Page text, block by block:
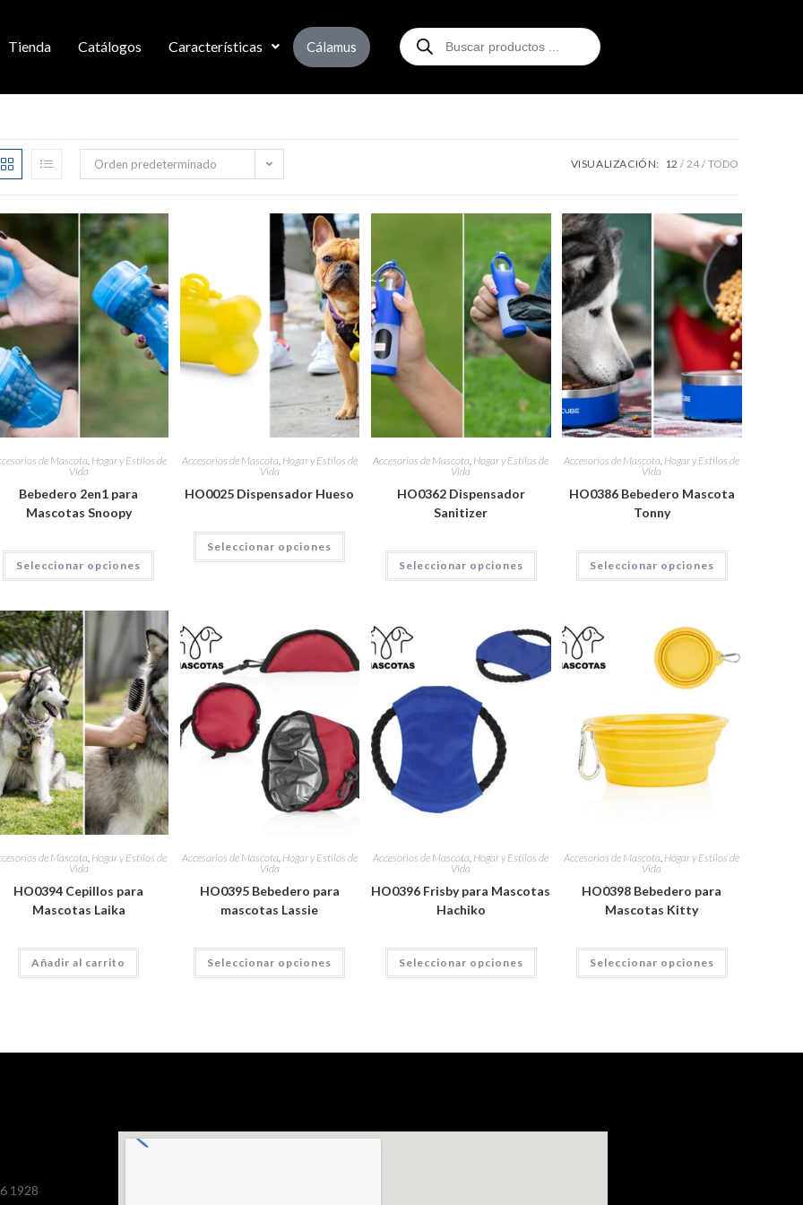
Tienda Catálogos Características Cálamus
Orden predeterminado VISUALIZACIÓN: 12 24 TODO
de Mascota, Hogar y Estilos de
Vida
Bebedero 2en1 para
Mascotas Snoopy
Seleccionar opciones
Accesorios de Mascota, Hogar y Estilos de
Vida
HO0025 Dispensador Hueso
Seleccionar opciones
Accesorios de Mascota, Hogar y Estilos de
Vida
HO0362 Dispensador
Sanitizer
Seleccionar opciones
Accesorios de Mascota, Hogar y Estilos de
Vida
HO0386 Bebedero Mascota
Tonny
Seleccionar opciones
de Mascota, Hogar y Estilos de
Vida
HO0394 Cepillos para
Mascotas Laika
Añadir al carrito
Accesorios de Mascota, Hogar y Estilos de
Vida
HO0395 Bebedero para
mascotas Lassie
Seleccionar opciones
Accesorios de Mascota, Hogar y Estilos de
Vida
HO0396 Frisby para Mascotas
Hachiko
Seleccionar opciones
Accesorios de Mascota, Hogar y Estilos de
Vida
HO0398 Bebedero para
Mascotas Kitty
Seleccionar opciones
1928